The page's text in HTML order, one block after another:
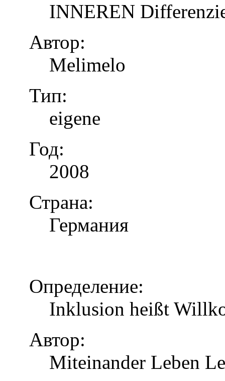
INNEREN
Автор:
Melimelo
Тип:
eigene
Год:
2008
Страна:
Германия
Определение:
Inklusion heißt
Автор:
Miteinander Leben